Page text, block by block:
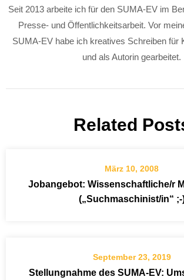
Seit 2013 arbeite ich für den SUMA-EV im
Presse- und Öffentlichkeitsarbeit. Vor
SUMA-EV habe ich kreatives Schreiben für
und als Autorin gearbeitet.
Related
März 10, 2008
Jobangebot: Wissenschaftliche/r
(„Suchmaschinist/in“ ;-
September 23, 2019
Stellungnahme des SUMA-EV: